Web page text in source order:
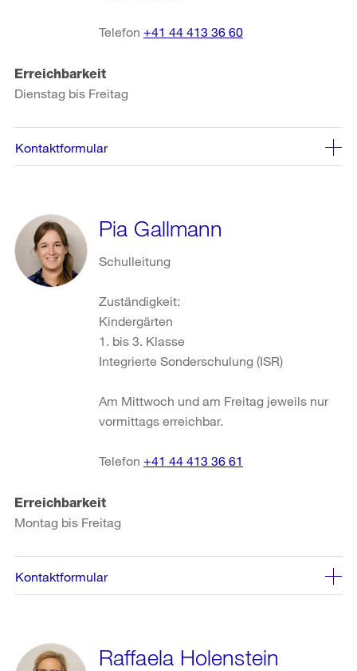
Telefon +41 44 413 36 60
Erreichbarkeit
Dienstag bis Freitag
Kontaktformular
Pia Gallmann
Schulleitung
Zuständigkeit:
Kindergärten
1. bis 3. Klasse
Integrierte Sonderschulung (ISR)
Am Mittwoch und am Freitag jeweils nur
vormittags erreichbar.
Telefon +41 44 413 36 61
Erreichbarkeit
Montag bis Freitag
Kontaktformular
Raffaela Holenstein